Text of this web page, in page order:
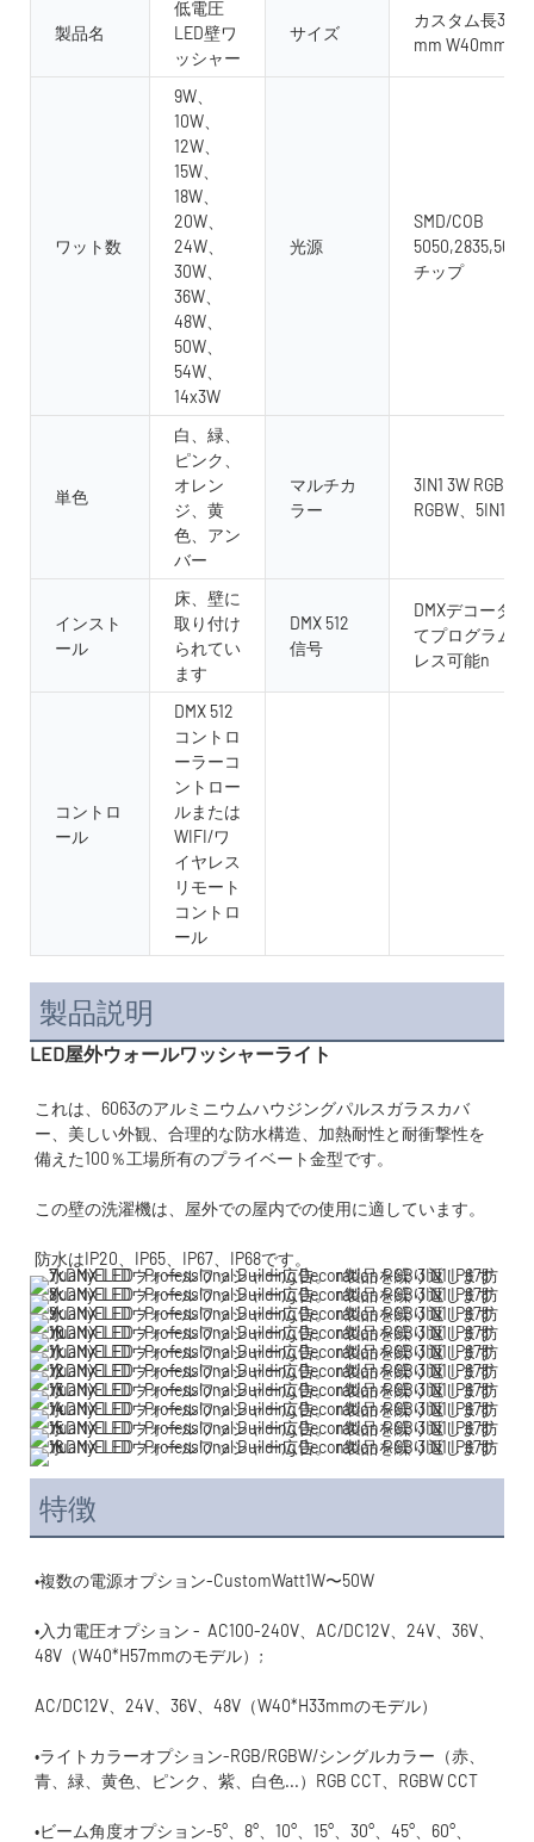
製品名
低電圧
LED壁ワ
ッシャー
サイズ
カスタム長
mm W40mm
ワット数
9W、
10W、
12W、
15W、
18W、
20W、
24W、
30W、
36W、
48W、
50W、
54W、
14x3W
光源
SMD/COB
チップ
単色
白、緑、
ピンク、
オレン
ジ、黄
色、アン
バー
マルチカ
ラー
3IN1 3W RGB、4
RGBW、5IN1
インスト
ール
床、壁に
取り付け
られてい
ます
DMX 512
信号
DMXデコーダ
てプログラム
レス可能n
コントロ
ール
DMX 512
コントロ
ーラーコ
ントロー
ルまたは
WIFI/ワ
イヤレス
リモート
コントロ
ール
製品説明
LED屋外ウォールワッシャーライト
これは、6063のアルミニウムハウジングパルスガラスカバ
ー、美しい外観、合理的な防水構造、加熱耐性と耐衝撃性を
特徴
•入力電圧オプション -  AC100-240V、AC/DC12V、24V、36V、
•ライトカラーオプション-RGB/RGBW/シングルカラー（赤、
•ビーム角度オプション-5°、8°、10°、15°、30°、45°、60°、